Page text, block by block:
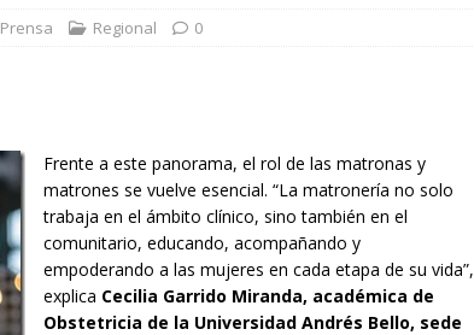
Prensa Regional 0
Frente a este panorama, el rol de las matronas y
matrones se vuelve esencial. “La matronería no solo
trabaja en el ámbito clínico, sino también en el
comunitario, educando, acompañando y
empoderando a las mujeres en cada etapa de su vida”,
explica Cecilia Garrido Miranda, académica de
Obstetricia de la Universidad Andrés Bello, sede